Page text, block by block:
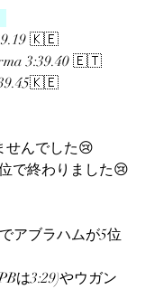
🇰🇪
3:39.40 🇪🇹
せんでした😢
で終わりました😢
アブラハムが5位
は3:29)やウガン